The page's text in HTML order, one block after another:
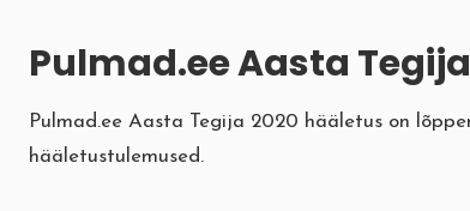
Pulmad.ee Aasta
Pulmad.ee Aasta Tegija 2020 hääletus on
hääletustulemused.